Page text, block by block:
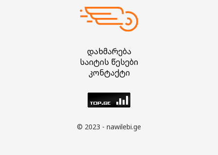
დახმარება
საიტის წესები
კონტაქტი
© 2023 - nawilebi.ge